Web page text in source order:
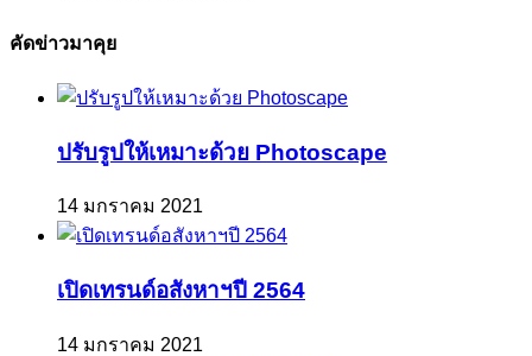
คัดข่าวมาคุย
ปรับรูปให้เหมาะด้วย Photoscape
14 มกราคม 2021
เปิดเทรนด์อสังหาฯปี 2564
14 มกราคม 2021